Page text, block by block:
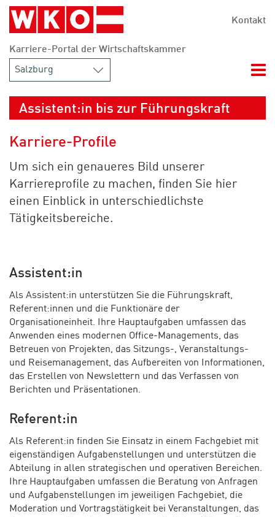
Zum Hauptinhalt springen
Zur Navigation springen
Zum Footer springen
Karriere-Portal der Wirtschaftskammer
Kontakt
Assistent:in bis zur Führungskraft
Karriere-Profile
Um sich ein genaueres Bild unserer
Karriereprofile zu machen, finden Sie hier
einen Einblick in unterschiedlichste
Tätigkeitsbereiche.
Assistent:in
Als Assistent:in unterstützen Sie die Führungskraft,
Referent:innen und die Funktionäre der
Organisationeinheit. Ihre Hauptaufgaben umfassen das
Anwenden eines modernen Office-Managements, das
Betreuen von Projekten, das Sitzungs-, Veranstaltungs-
und Reisemanagement, das Aufbereiten von Informationen,
das Erstellen von Newslettern und das Verfassen von
Berichten und Präsentationen.
Referent:in
Als Referent:in finden Sie Einsatz in einem Fachgebiet mit
eigenständigen Aufgabenstellungen und unterstützen die
Abteilung in allen strategischen und operativen Bereichen.
Ihre Hauptaufgaben umfassen die Beratung von Anfragen
und Aufgabenstellungen im jeweiligen Fachgebiet, die
Moderation und Vortragstätigkeit bei Veranstaltungen, das